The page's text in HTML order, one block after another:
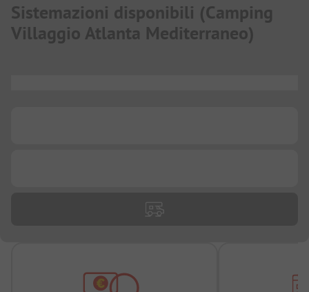
Sistemazioni disponibili (Camping
Villaggio Atlanta Mediterraneo)